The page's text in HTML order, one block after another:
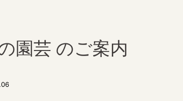
園芸 のご案内